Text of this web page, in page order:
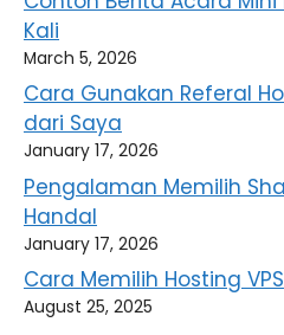
Kali
March 5, 2026
Cara Gunakan Referal
dari Saya
January 17, 2026
Pengalaman Memilih
Handal
January 17, 2026
Cara Memilih Hosting VPS
August 25, 2025